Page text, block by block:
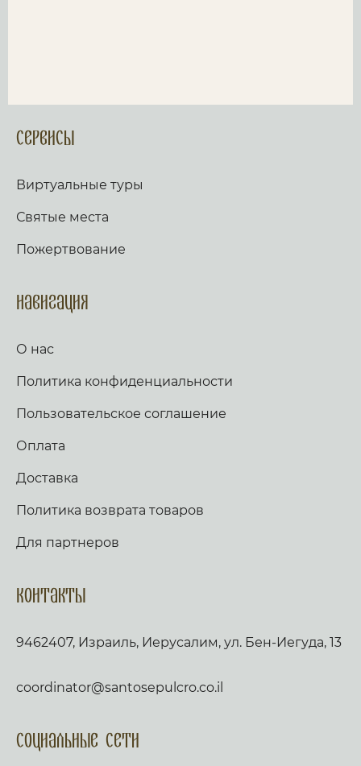
Сервисы
Виртуальные туры
Святые места
Пожертвование
Навигация
О нас
Политика конфиденциальности
Пользовательское соглашение
Оплата
Доставка
Политика возврата товаров
Для партнеров
Контакты
9462407, Израиль, Иерусалим, ул. Бен-Иегуда, 13
coordinator@santosepulcro.co.il
Социальные сети